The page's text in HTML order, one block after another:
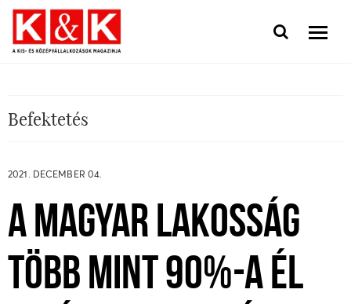
Befektetés
2021. DECEMBER 04.
A MAGYAR LAKOSSÁG
TÖBB MINT 90%-A ÉL